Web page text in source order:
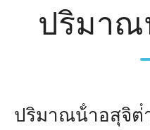
ปริมาณ
ปริมาณน้ําอสุจิต่ํ